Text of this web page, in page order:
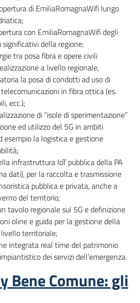
di EmiliaRomagnaWifi lungo
con EmiliaRomagnaWifi degli
significativi della regione;
tra posa fibra e opere civili
a livello regionale,
la posa di condotti ad uso di
in fibra ottica (es.
ecc.);
di “isole di sperimentazione”
ed utilizzo del 5G in ambiti
esempio la logistica e gestione
infrastruttura IoT pubblica della PA
dati), per la raccolta e trasmissione
pubblica e privata, anche a
del territorio;
tavolo regionale sul 5G e definizione
oline e guida per la gestione della
territoriale;
integrata real time del patrimonio
dei servizi dell’emergenza.
Bene Comune: gli